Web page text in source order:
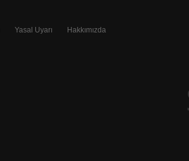
Yasal Uyarı Hakkımızda